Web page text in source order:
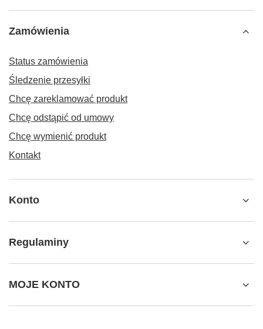
Zamówienia
Status zamówienia
Śledzenie przesyłki
Chcę zareklamować produkt
Chcę odstąpić od umowy
Chcę wymienić produkt
Kontakt
Konto
Regulaminy
MOJE KONTO